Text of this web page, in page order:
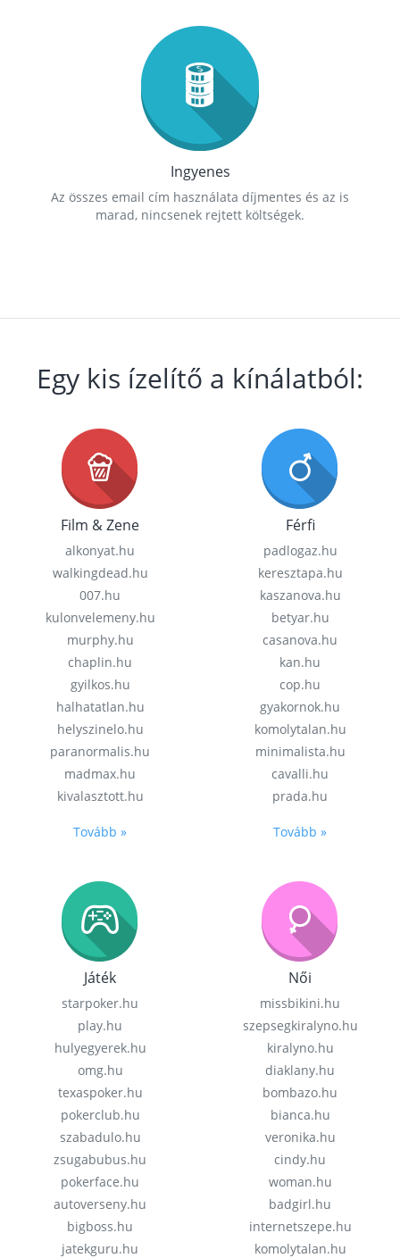
Ingyenes
Az összes email cím használata díjmentes és az is
marad, nincsenek rejtett költségek.
Egy kis ízelítő a kínálatból:
Film & Zene
alkonyat.hu
walkingdead.hu
007.hu
kulonvelemeny.hu
murphy.hu
chaplin.hu
gyilkos.hu
halhatatlan.hu
helyszinelo.hu
paranormalis.hu
madmax.hu
kivalasztott.hu
Tovább »
Férfi
padlogaz.hu
keresztapa.hu
kaszanova.hu
betyar.hu
casanova.hu
kan.hu
cop.hu
gyakornok.hu
komolytalan.hu
minimalista.hu
cavalli.hu
prada.hu
Tovább »
Játék
starpoker.hu
play.hu
hulyegyerek.hu
omg.hu
texaspoker.hu
pokerclub.hu
szabadulo.hu
zsugabubus.hu
pokerface.hu
autoverseny.hu
bigboss.hu
jatekguru.hu
Női
missbikini.hu
szepsegkiralyno.hu
kiralyno.hu
diaklany.hu
bombazo.hu
bianca.hu
veronika.hu
cindy.hu
woman.hu
badgirl.hu
internetszepe.hu
komolytalan.hu